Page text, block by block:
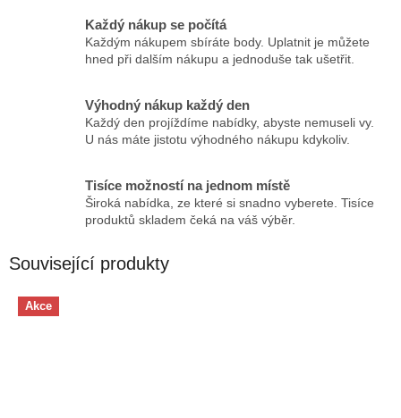
Každý nákup se počítá
Každým nákupem sbíráte body. Uplatnit je můžete
hned při dalším nákupu a jednoduše tak ušetřit.
Výhodný nákup každý den
Každý den projíždíme nabídky, abyste nemuseli vy.
U nás máte jistotu výhodného nákupu kdykoliv.
Tisíce možností na jednom místě
Široká nabídka, ze které si snadno vyberete. Tisíce
produktů skladem čeká na váš výběr.
Související produkty
Akce